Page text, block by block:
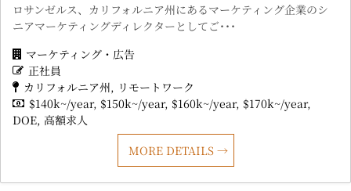
ロサンゼルス、カリフォルニア州にあるマーケティング企業のシ
ニアマーケティングディレクターとしてご･･･
マーケティング・広告
正社員
カリフォルニア州
リモートワーク
$140k~/year $150k~/year $160k~/year $170k~/year
DOE 高額求人
MORE DETAILS